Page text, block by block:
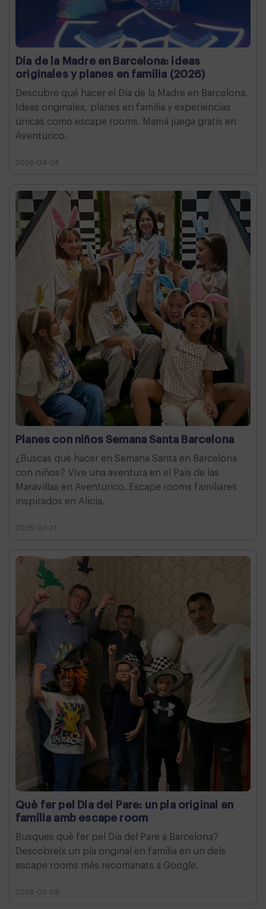
Día de la Madre en Barcelona: ideas
originales y planes en familia (2026)
Descubre qué hacer el Día de la Madre en Barcelona.
Ideas originales, planes en familia y experiencias
únicas como escape rooms. Mamá juega gratis en
Aventurico.
2026-04-24
Planes con niños Semana Santa Barcelona
¿Buscas qué hacer en Semana Santa en Barcelona
con niños? Vive una aventura en el País de las
Maravillas en Aventurico. Escape rooms familiares
inspirados en Alicia.
2026-03-31
Què fer pel Dia del Pare: un pla original en
família amb escape room
Busques què fer pel Dia del Pare a Barcelona?
Descobreix un pla original en família en un dels
escape rooms més recomanats a Google.
2026-03-09